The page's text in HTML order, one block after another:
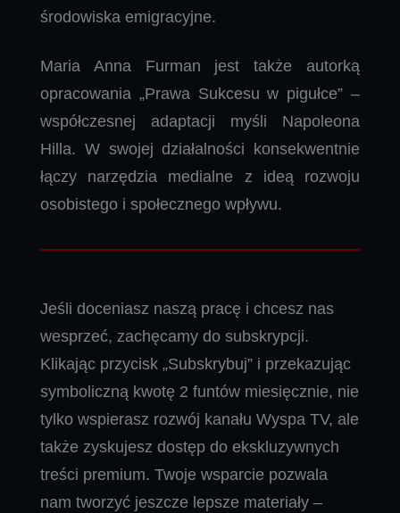
środowiska emigracyjne.
Maria Anna Furman jest także autorką
opracowania „Prawa Sukcesu w pigułce” –
współczesnej adaptacji myśli Napoleona
Hilla. W swojej działalności konsekwentnie
łączy narzędzia medialne z ideą rozwoju
osobistego i społecznego wpływu.
Jeśli doceniasz naszą pracę i chcesz nas
wesprzeć, zachęcamy do subskrypcji.
Klikając przycisk „Subskrybuj” i przekazując
symboliczną kwotę 2 funtów miesięcznie, nie
tylko wspierasz rozwój kanału Wyspa TV, ale
także zyskujesz dostęp do ekskluzywnych
treści premium. Twoje wsparcie pozwala
nam tworzyć jeszcze lepsze materiały –